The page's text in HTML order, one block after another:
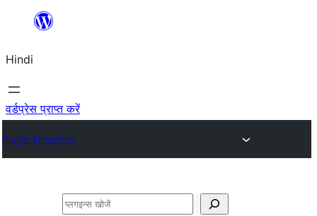
सामग्री
जाएं
Hindi
वर्डप्रेस प्राप्त करें
Plugin Directory
खोजें